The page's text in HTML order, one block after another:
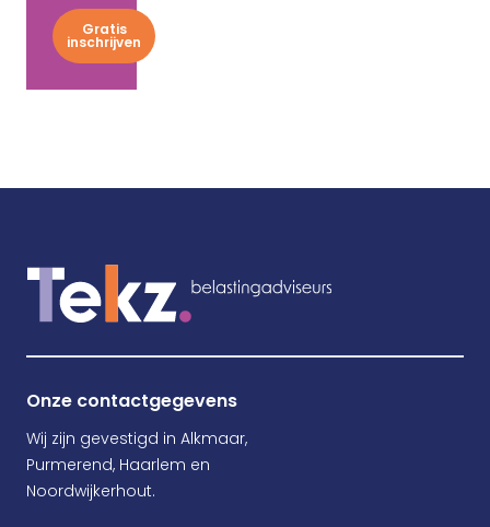
Gratis
inschrijven
Onze contactgegevens
Wij zijn gevestigd in Alkmaar,
Purmerend, Haarlem en
Noordwijkerhout.